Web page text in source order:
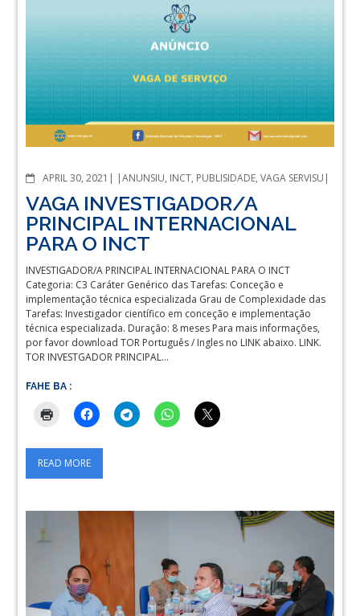
APRIL 30, 2021 COMMENTS
ANUNSIU, INCT, PUBLISIDADE,VAGA SERVISU
VAGA INVESTIGADOR/A
PRINCIPAL INTERNACIONAL
PARA O INCT
INVESTIGADOR/A PRINCIPAL INTERNACIONAL PARA O INCT
Categoria: C3 Caráter Genérico das Tarefas: Conceção e
implementação técnica especializada Grau de Complexidade das
Tarefas: Investigador científico em conceção e implementação
técnica especializada. Duração: 8 meses Para mais informações,
por favor download TOR Português / Ingles no LINK abaixo. LINK.
TOR INVESTGADOR PRINCIPAL…
FAHE BA :
READ MORE